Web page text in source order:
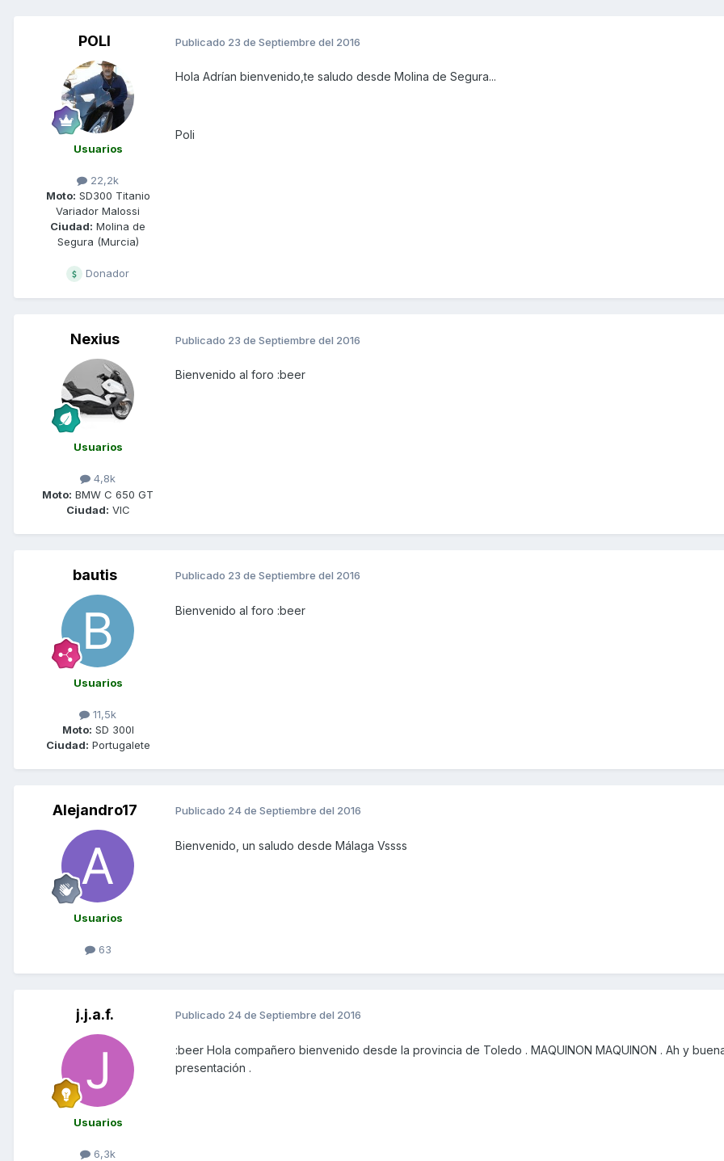
POLI
Usuarios
22,2k
Moto: SD300 Titanio
Variador Malossi
Ciudad: Molina de
Segura (Murcia)
Donador
Publicado 23 de Septiembre del 2016
Hola Adrían bienvenido,te saludo desde Molina de Segura...
Poli
Nexius
Usuarios
4,8k
Moto: BMW C 650 GT
Ciudad: VIC
Publicado 23 de Septiembre del 2016
Bienvenido al foro :beer
bautis
Usuarios
11,5k
Moto: SD 300I
Ciudad: Portugalete
Publicado 23 de Septiembre del 2016
Bienvenido al foro :beer
Alejandro17
Usuarios
63
Publicado 24 de Septiembre del 2016
Bienvenido, un saludo desde Málaga Vssss
j.j.a.f.
Usuarios
6,3k
Publicado 24 de Septiembre del 2016
:beer Hola compañero bienvenido desde la provincia de Toledo . MAQUINON MAQUINON . Ah y
presentación .